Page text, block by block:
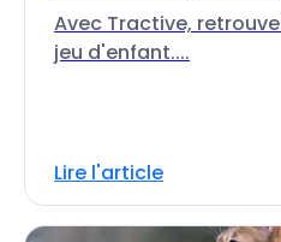
Avec Tractive,
jeu d'enfant....
Lire l'article